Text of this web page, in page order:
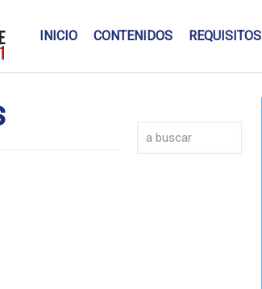
INICIO CONTENIDOS REQUISITOS